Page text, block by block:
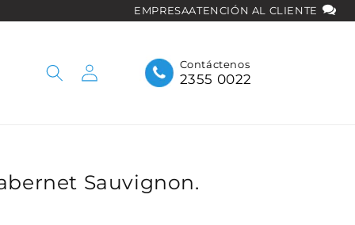
EMPRESAATENCIÓN AL CLIENTE
Iniciar
sesión
Contáctenos
2355 0022
Sauvignon.